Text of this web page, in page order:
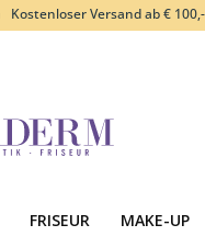
Kostenloser Versand ab €
FRISEUR MAKE-UP